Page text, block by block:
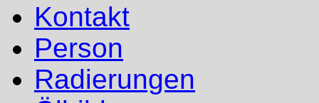
Kontakt
Person
Radierungen